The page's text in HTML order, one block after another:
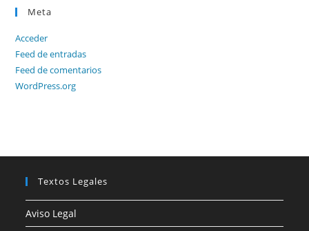
Meta
Acceder
Feed de entradas
Feed de comentarios
WordPress.org
Textos Legales
Aviso Legal